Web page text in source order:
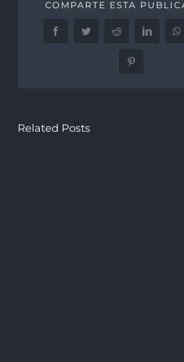
COMPARTE ESTA
FacebookTwitter Reddit LinkedIn
Pinterest
Related Posts